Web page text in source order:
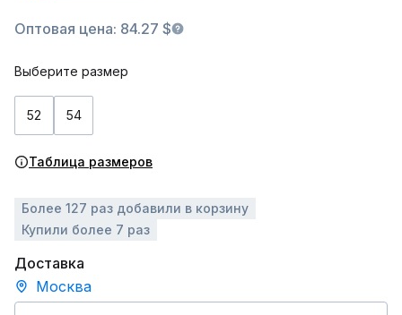
Оптовая цена: 84.27 $
Выберите размер
52 54
Таблица размеров
Более 127 раз добавили в корзину
Купили более 7 раз
Доставка
Москва